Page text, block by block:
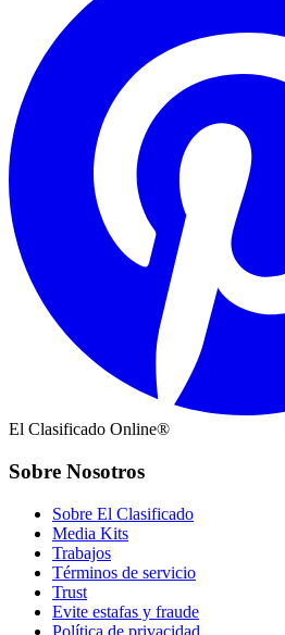
El Clasificado Online®
Sobre Nosotros
Sobre El Clasificado
Media Kits
Trabajos
Términos de servicio
Trust
Evite estafas y fraude
Política de privacidad